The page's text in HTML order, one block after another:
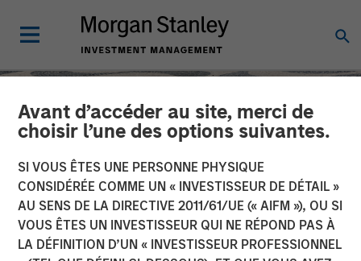
Avant d’accéder au site, merci de
choisir l’une des options suivantes.
SI VOUS ÊTES UNE PERSONNE PHYSIQUE
CONSIDÉRÉE COMME UN « INVESTISSEUR DE DÉTAIL »
AU SENS DE LA DIRECTIVE 2011/61/UE (« AIFM »), OU SI
VOUS ÊTES UN INVESTISSEUR QUI NE RÉPOND PAS À
LA DÉFINITION D’UN « INVESTISSEUR PROFESSIONNEL